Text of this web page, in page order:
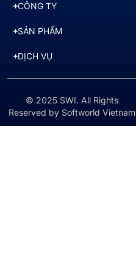
CÔNG TY
SẢN PHẨM
DỊCH VỤ
© 2025 SWI. All Rights
Reserved by Softworld Vietnam